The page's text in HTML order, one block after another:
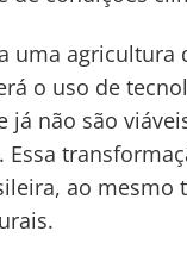
uma
o uso de
já não são
Essa
ao mesmo